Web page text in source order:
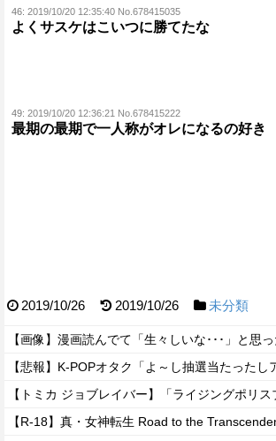
46: 2019/10/20 12:35:40 No.678415035
よくサスケはこいつに勝てたな
49: 2019/10/20 12:36:21 No.678415222
最期の最期で一人称がオレになるの好き
2019/10/26 2019/10/26 未分類
【画像】漫画読んでて「生々しいな･･･」と思